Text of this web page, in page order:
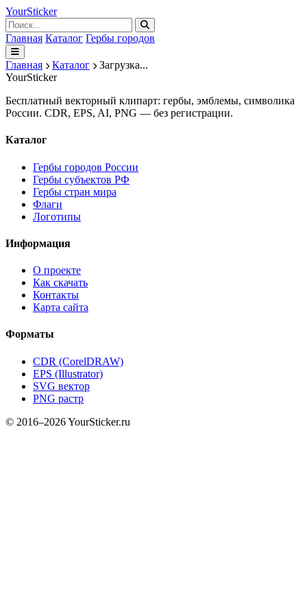
YourSticker
Главная Каталог Гербы городов
Главная Каталог
Загрузка...
YourSticker
Бесплатный векторный клипарт: гербы, эмблемы, символика
России. CDR, EPS, AI, PNG — без регистрации.
Каталог
Гербы городов России
Гербы субъектов РФ
Гербы стран мира
Флаги
Логотипы
Информация
О проекте
Как скачать
Контакты
Карта сайта
Форматы
CDR (CorelDRAW)
EPS (Illustrator)
SVG вектор
PNG растр
© 2016–2026 YourSticker.ru